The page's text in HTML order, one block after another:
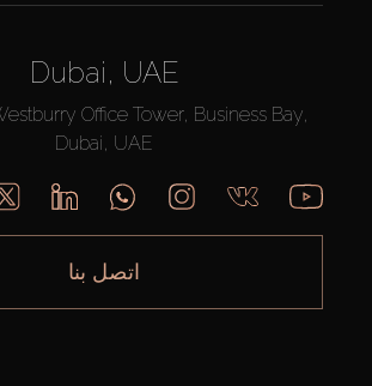
Dubai, UAE
Office Tower, Business Bay,
Dubai, UAE
اتصل بنا